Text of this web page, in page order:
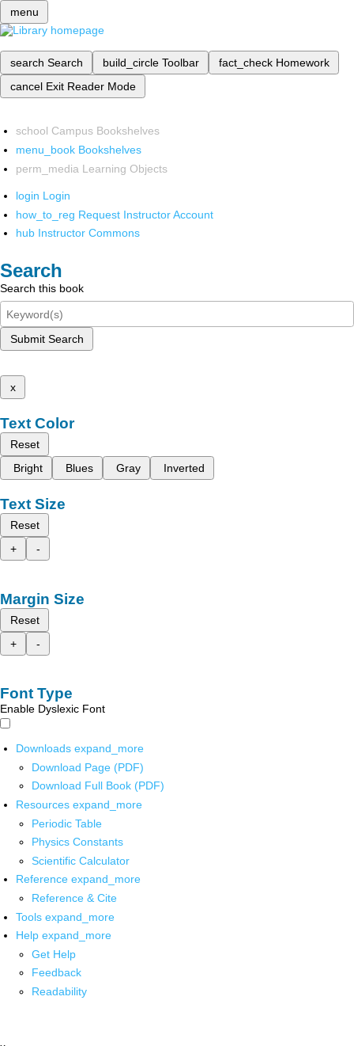
menu
search Search build_circle Toolbar fact_check Homework
cancel Exit Reader Mode
school Campus Bookshelves
menu_book Bookshelves
perm_media Learning Objects
login Login
how_to_reg Request Instructor Account
hub Instructor Commons
Search
Search this book
Submit Search
x
Text Color
Reset
Bright
Blues Gray Inverted
Text Size
Reset
+
-
Margin Size
Reset
+
-
Font Type
Enable Dyslexic Font
Downloads expand_more
Download Page (PDF)
Download Full Book (PDF)
Resources expand_more
Periodic Table
Physics Constants
Scientific Calculator
Reference expand_more
Reference & Cite
Tools expand_more
Help expand_more
Get Help
Feedback
Readability